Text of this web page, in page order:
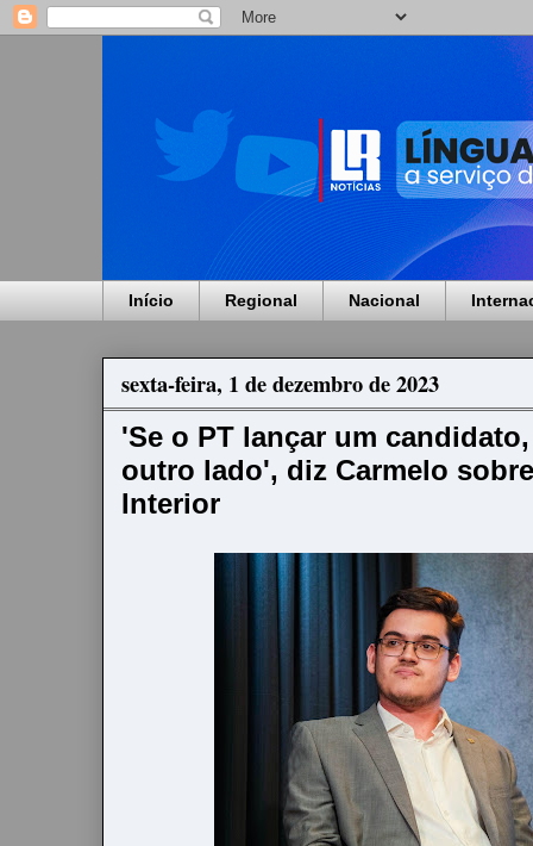
Início Regional Nacional
sexta-feira, 1 de dezembro de 2023
'Se o PT lançar um
outro lado', diz Carmelo
Interior